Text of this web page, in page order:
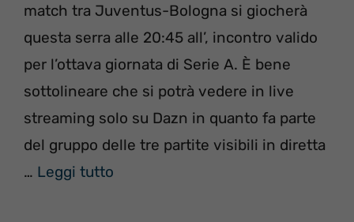
match tra Juventus-Bologna si giocherà
questa serra alle 20:45 all’, incontro valido
per l’ottava giornata di Serie A. È bene
sottolineare che si potrà vedere in live
streaming solo su Dazn in quanto fa parte
del gruppo delle tre partite visibili in diretta
… Leggi tutto